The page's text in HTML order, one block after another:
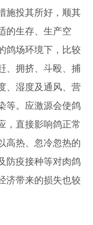
施投其所好，顺其
的生存、生产空
鸽场环境下，比较
、拥挤、斗殴、捕
、湿度及通风、营
等。应激源会使鸽
，直接影响鸽正常
高热、忽冷忽热的
防疫接种等对肉鸽
济带来的损失也较